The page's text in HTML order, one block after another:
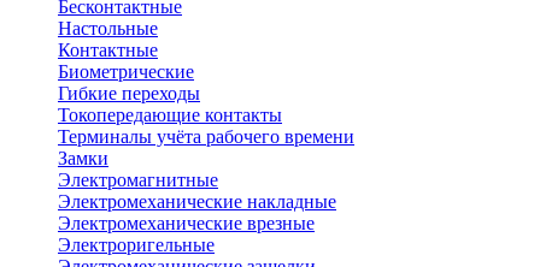
Бесконтактные
Настольные
Контактные
Биометрические
Гибкие переходы
Токопередающие контакты
Терминалы учёта рабочего времени
Замки
Электромагнитные
Электромеханические накладные
Электромеханические врезные
Электроригельные